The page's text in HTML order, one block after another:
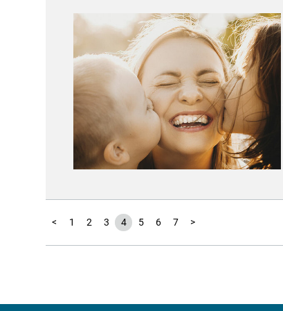
< 1 2 3 4 5 6 7 >